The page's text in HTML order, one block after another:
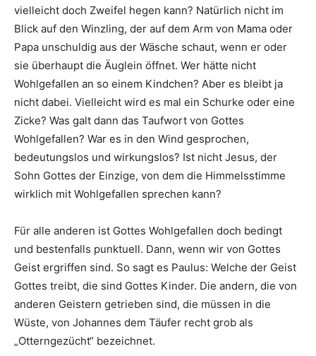
vielleicht doch Zweifel hegen kann? Natürlich nicht im
Blick auf den Winzling, der auf dem Arm von Mama oder
Papa unschuldig aus der Wäsche schaut, wenn er oder
sie überhaupt die Äuglein öffnet. Wer hätte nicht
Wohlgefallen an so einem Kindchen? Aber es bleibt ja
nicht dabei. Vielleicht wird es mal ein Schurke oder eine
Zicke? Was galt dann das Taufwort von Gottes
Wohlgefallen? War es in den Wind gesprochen,
bedeutungslos und wirkungslos? Ist nicht Jesus, der
Sohn Gottes der Einzige, von dem die Himmelsstimme
wirklich mit Wohlgefallen sprechen kann?
Für alle anderen ist Gottes Wohlgefallen doch bedingt
und bestenfalls punktuell. Dann, wenn wir von Gottes
Geist ergriffen sind. So sagt es Paulus: Welche der Geist
Gottes treibt, die sind Gottes Kinder. Die andern, die von
anderen Geistern getrieben sind, die müssen in die
Wüste, von Johannes dem Täufer recht grob als
„Otterngezücht“ bezeichnet.